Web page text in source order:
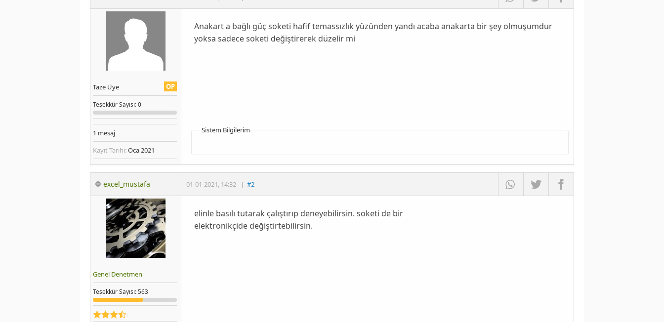
OP
Taze Üye
TeşekkürSayısı: 0
1 mesaj
Kayıt Tarihi:Oca 2021
Anakart a bağlı güç soketi hafif temassızlık yüzünden yandı acaba anakarta bir şey olmuşumdur
yoksa sadece soketi değiştirerek düzelir mi
Sistem Bilgilerim
excel_mustafa 01-01-2021, 14:32 | #2
Genel Denetmen
TeşekkürSayısı: 563
elinle basılı tutarak çalıştırıp deneyebilirsin. soketi de bir
elektronikçide değiştirtebilirsin.